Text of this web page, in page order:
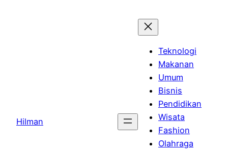
Hilman
Teknologi
Makanan
Umum
Bisnis
Pendidikan
Wisata
Fashion
Olahraga